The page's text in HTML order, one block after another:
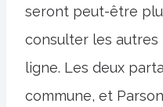
seront peut-être
consulter les autres
ligne. Les deux
commune, et